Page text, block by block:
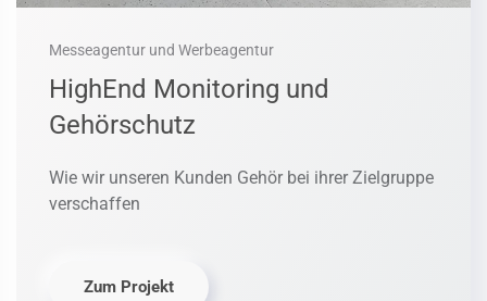
Messeagentur und Werbeagentur
HighEnd Monitoring und
Gehörschutz
Wie wir unseren Kunden Gehör bei ihrer Zielgruppe
verschaffen
Zum Projekt